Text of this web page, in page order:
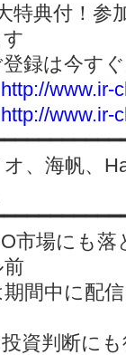
特典付！参
録は今す
http://www.ir-
http://www.ir-
、海帆、
市場にも
期間中に配
資判断に